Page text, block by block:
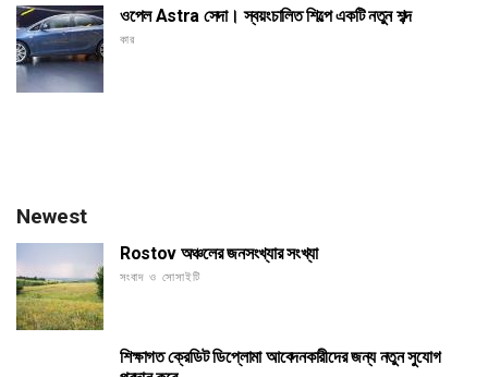
ওপেল Astra সেদা। স্বয়ংচালিত শিল্পে একটি নতুন শব্দ
কার
Newest
Rostov অঞ্চলের জনসংখ্যার সংখ্যা
সংবাদ ও সোসাইটি
শিক্ষাগত ক্রেডিট ডিপ্লোমা আবেদনকারীদের জন্য নতুন সুযোগ